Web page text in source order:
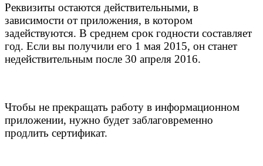
Реквизиты остаются действительными, в
зависимости от приложения, в котором
задействуются. В среднем срок годности составляет
год. Если вы получили его 1 мая 2015, он станет
недействительным после 30 апреля 2016.
Чтобы не прекращать работу в информационном
приложении, нужно будет заблаговременно
продлить сертификат.